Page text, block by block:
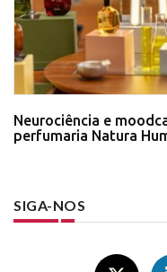
Neurociência e
perfumaria Natura
SIGA-NOS